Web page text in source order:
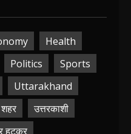
Health
Politics
Sports
Uttarakhand
उत्तरकाशी
हटकर